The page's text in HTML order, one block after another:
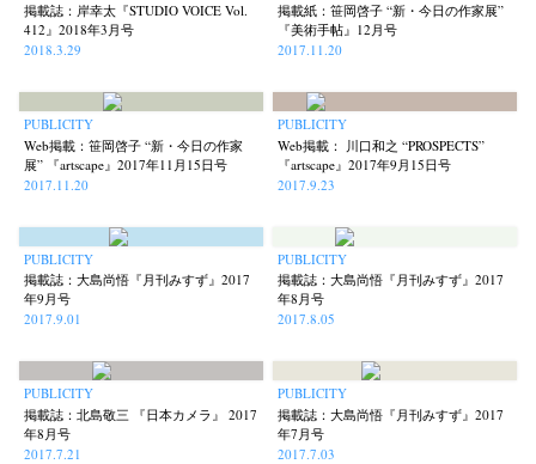
掲載誌：岸幸太『STUDIO VOICE Vol.
412』2018年3月号
2018.3.29
掲載紙：笹岡啓子 “新・今日の作家展”
『美術手帖』12月号
2017.11.20
PUBLICITY
Web掲載：笹岡啓子 “新・今日の作家
展” 『artscape』2017年11月15日号
2017.11.20
PUBLICITY
Web掲載： 川口和之 “PROSPECTS”
『artscape』2017年9月15日号
2017.9.23
PUBLICITY
掲載誌：大島尚悟『月刊みすず』2017
年9月号
2017.9.01
PUBLICITY
掲載誌：大島尚悟『月刊みすず』2017
年8月号
2017.8.05
PUBLICITY
掲載誌：北島敬三 『日本カメラ』 2017
年8月号
2017.7.21
PUBLICITY
掲載誌：大島尚悟『月刊みすず』2017
年7月号
2017.7.03